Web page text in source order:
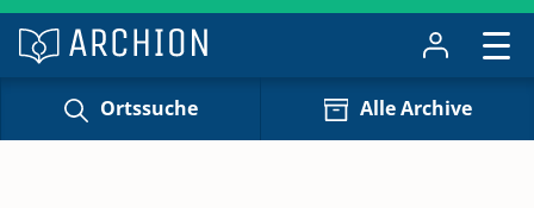
Ortssuche Alle Archive